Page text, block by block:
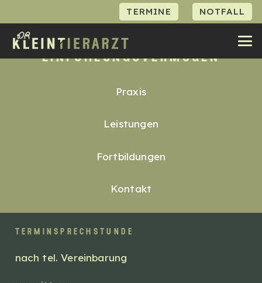
TERMINE NOTFALL
kompetenz, vertrauen &
einfühlungsvermögen
Praxis
Leistungen
Fortbildungen
Kontakt
terminsprechstunde
nach tel. Vereinbarung